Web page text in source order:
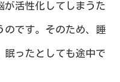
が活性化してしまうた
のです。そのため、睡
眠ったとしても途中で